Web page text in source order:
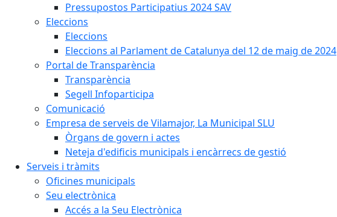
Pressupostos Participatius 2024 SAV
Eleccions
Eleccions
Eleccions al Parlament de Catalunya del 12 de maig de 2024
Portal de Transparència
Transparència
Segell Infoparticipa
Comunicació
Empresa de serveis de Vilamajor, La Municipal SLU
Òrgans de govern i actes
Neteja d'edificis municipals i encàrrecs de gestió
Serveis i tràmits
Oficines municipals
Seu electrònica
Accés a la Seu Electrònica